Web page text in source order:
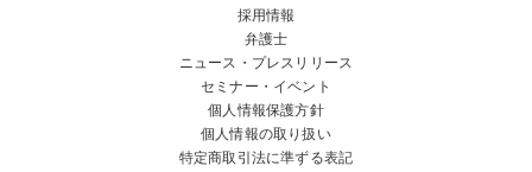
採用情報
弁護士
ニュース・プレスリリース
セミナー・イベント
個人情報保護方針
個人情報の取り扱い
特定商取引法に準ずる表記